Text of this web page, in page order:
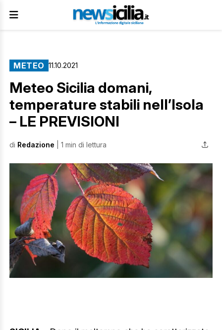
METEO 11.10.2021
Meteo Sicilia domani,
temperature stabili nell’Isola
– LE PREVISIONI
di Redazione | 1 min di lettura